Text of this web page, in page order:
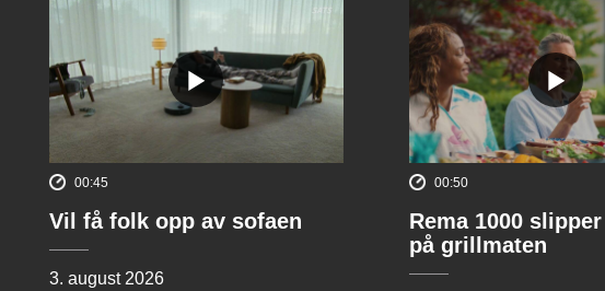
00:45
Vil få folk opp av sofaen
3. august 2026
00:50
Rema 1000
på grillmaten